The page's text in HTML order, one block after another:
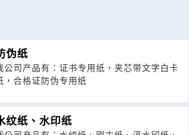
伪纸
公司产品有：证书专用纸，夹芯带文字白卡
，合格证防伪专用纸
纹纸、水印纸